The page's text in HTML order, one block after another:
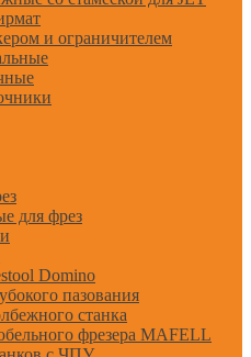
и ограничителем
для фрез
Domino
пазования
станка
фрезера MAFELL